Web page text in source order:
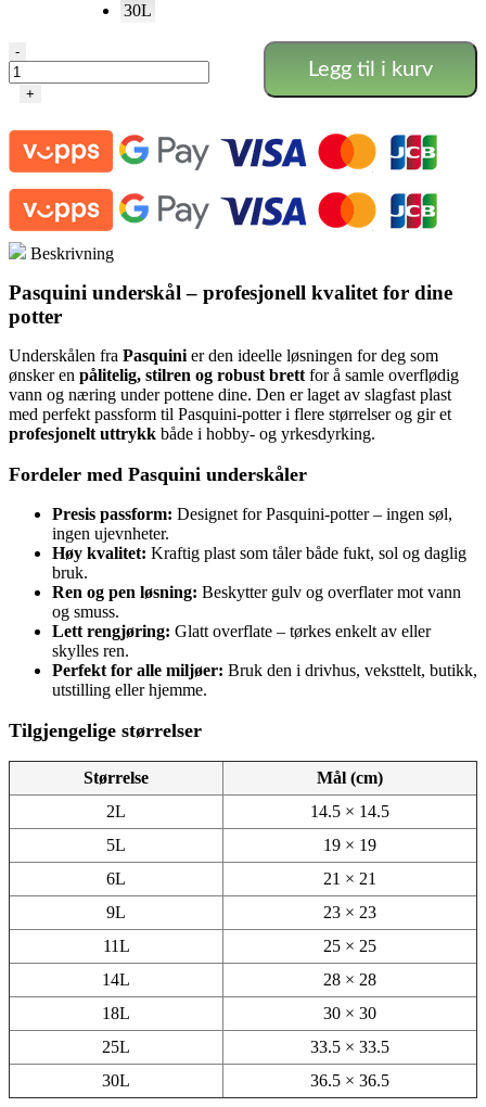
30L
Firkantet
underskål
antall
-
+
Legg til i kurv
Beskrivning
Pasquini underskål – profesjonell kvalitet for dine
potter
Underskålen fra Pasquini er den ideelle løsningen for deg som
ønsker en pålitelig, stilren og robust brett for å samle overflødig
vann og næring under pottene dine. Den er laget av slagfast plast
med perfekt passform til Pasquini-potter i flere størrelser og gir et
profesjonelt uttrykk både i hobby- og yrkesdyrking.
Fordeler med Pasquini underskåler
Presis passform: Designet for Pasquini-potter – ingen søl,
ingen ujevnheter.
Høy kvalitet: Kraftig plast som tåler både fukt, sol og daglig
bruk.
Ren og pen løsning: Beskytter gulv og overflater mot vann
og smuss.
Lett rengjøring: Glatt overflate – tørkes enkelt av eller
skylles ren.
Perfekt for alle miljøer: Bruk den i drivhus, veksttelt, butikk,
utstilling eller hjemme.
Tilgjengelige størrelser
Størrelse
Mål (cm)
2L
14.5 × 14.5
5L
19 × 19
6L
21 × 21
9L
23 × 23
11L
25 × 25
14L
28 × 28
18L
30 × 30
25L
33.5 × 33.5
30L
36.5 × 36.5